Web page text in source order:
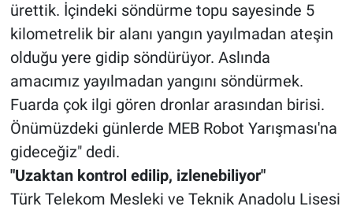
ürettik. İçindeki söndürme topu sayesinde 5
kilometrelik bir alanı yangın yayılmadan ateşin
olduğu yere gidip söndürüyor. Aslında
amacımız yayılmadan yangını söndürmek.
Fuarda çok ilgi gören dronlar arasından birisi.
Önümüzdeki günlerde MEB Robot Yarışması'na
gideceğiz" dedi.
"Uzaktan kontrol edilip, izlenebiliyor"
Türk Telekom Mesleki ve Teknik Anadolu Lisesi